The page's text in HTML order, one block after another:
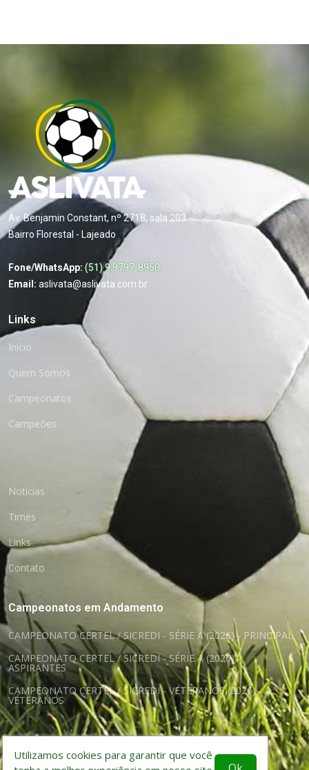
Utilizamos cookies para garantir que você
Av. Benjamin Constant, nº 2718, sala 203
Bairro Florestal - Lajeado
Fone/WhatsApp: (51) 9 9797-8950
Email: aslivata@aslivata.com.br
Links
Início
Quem Somos
Campeonatos
Campeões
Notícias
Times
Links
Contato
Campeonatos em Andamento
CAMPEONATO CERTEL / SICREDI - SÉRIE A (2026) - PRINCIPAL
CAMPEONATO CERTEL / SICREDI - SÉRIE A (2026) -
ASPIRANTES
CAMPEONATO CERTEL / SICREDI - VETERANOS (2026) -
VETERANOS
©itcode soluções web